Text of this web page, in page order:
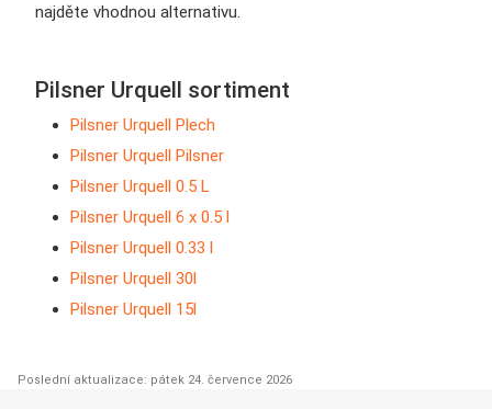
najděte vhodnou alternativu.
Pilsner Urquell sortiment
Pilsner Urquell Plech
Pilsner Urquell Pilsner
Pilsner Urquell 0.5 L
Pilsner Urquell 6 x 0.5 l
Pilsner Urquell 0.33 l
Pilsner Urquell 30l
Pilsner Urquell 15l
Poslední aktualizace: pátek 24. července 2026